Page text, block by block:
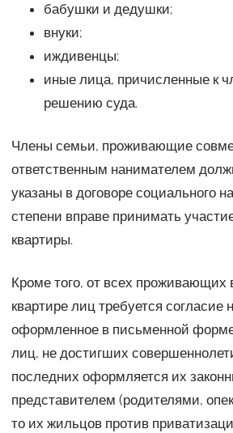
бабушки и дедушки;
внуки;
иждивенцы;
иные лица, причисленные к
решению суда.
Члены семьи, проживающие
ответственным нанимателем
указаны в договоре социального
степени вправе принимать
квартиры.
Кроме того, от всех проживающих
квартире лиц требуется согласие
оформленное в письменной
лиц, не достигших
последних оформляется их
представителем (родителями,
то их жильцов против